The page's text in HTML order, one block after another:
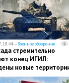
18:44 —Военное обозрение
стремительно
конец ИГИЛ:
новые